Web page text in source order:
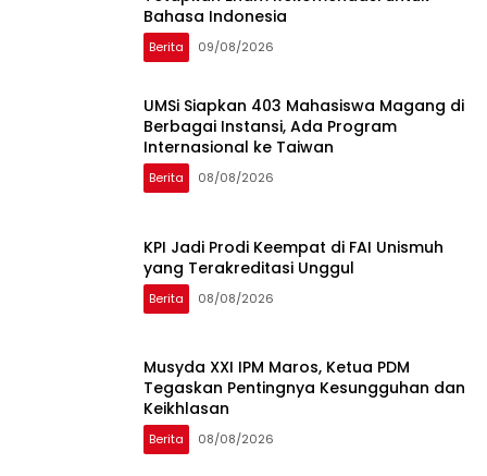
Bahasa Indonesia
Berita 09/08/2026
UMSi Siapkan 403 Mahasiswa Magang di
Berbagai Instansi, Ada Program
Internasional ke Taiwan
Berita 08/08/2026
KPI Jadi Prodi Keempat di FAI Unismuh
yang Terakreditasi Unggul
Berita 08/08/2026
Musyda XXI IPM Maros, Ketua PDM
Tegaskan Pentingnya Kesungguhan dan
Keikhlasan
Berita 08/08/2026